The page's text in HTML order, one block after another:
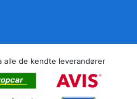
alle de kendte leverandører